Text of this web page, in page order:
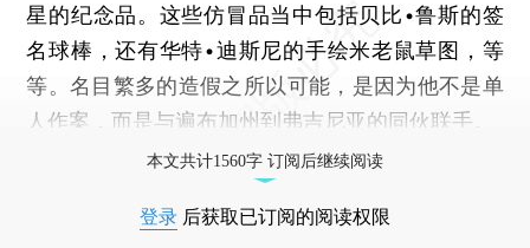
星的纪念品。这些仿冒品当中包括贝比•鲁斯的签
名球棒，还有华特•迪斯尼的手绘米老鼠草图，等
等。名目繁多的造假之所以可能，是因为他不是单
人作案，而是与遍布加州到弗吉尼亚的同伙联手。
本文共计1560字 订阅后继续阅读
登录 后获取已订阅的阅读权限